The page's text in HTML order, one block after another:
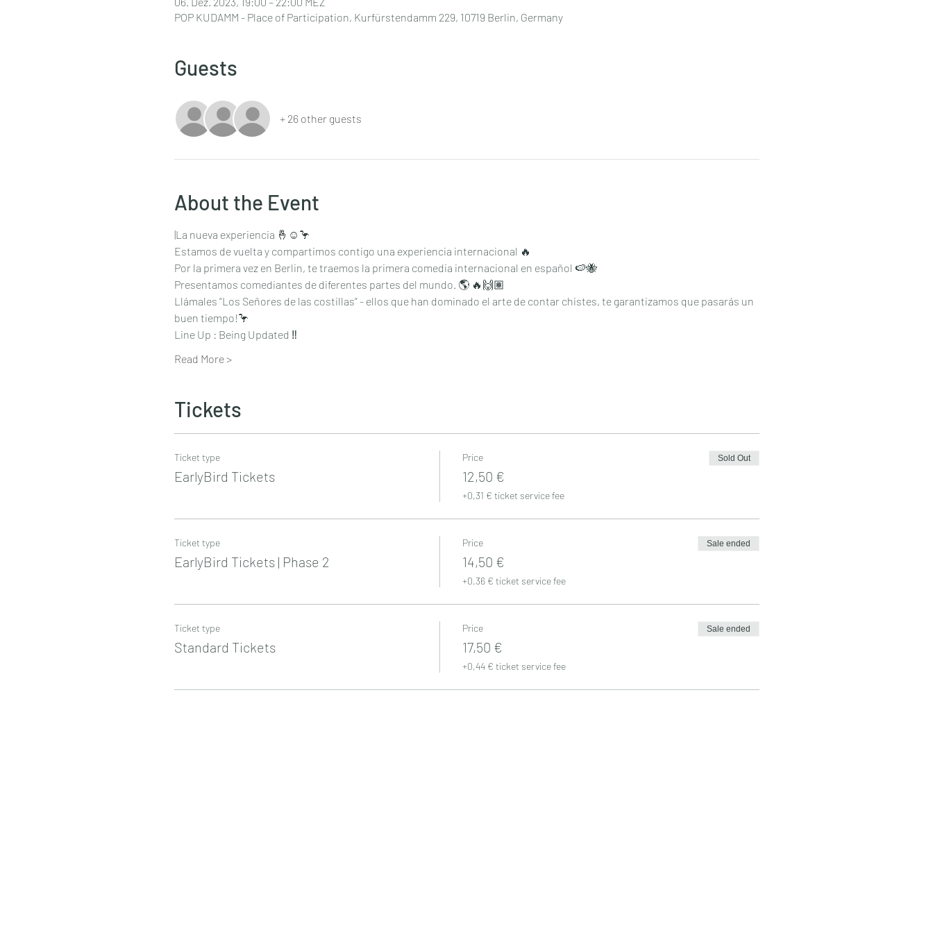
POP KUDAMM - Place of Participation, Kurfürstendamm 229, 10719 Berlin, Germany
Guests
+ 26 other guests
About the Event
|La nueva experiencia 🤞☺️🦩
Estamos de vuelta y compartimos contigo una experiencia internacional 🔥
Por la primera vez en Berlin, te traemos la primera comedia internacional en español 🍉🐝
Presentamos comediantes de diferentes partes del mundo. 🌎 🔥🙌🏽
Llámales “Los Señores de las costillas” - ellos que han dominado el arte de contar chistes, te garantizamos que pasarás un
buen tiempo!🦩
Line Up : Being Updated ‼️
Read More >
Tickets
Ticket type
EarlyBird Tickets
Price
12,50 €
+0,31 € ticket service fee
Sold Out
Ticket type
EarlyBird Tickets | Phase 2
Price
14,50 €
+0,36 € ticket service fee
Sale ended
Ticket type
Standard Tickets
Price
17,50 €
+0,44 € ticket service fee
Sale ended